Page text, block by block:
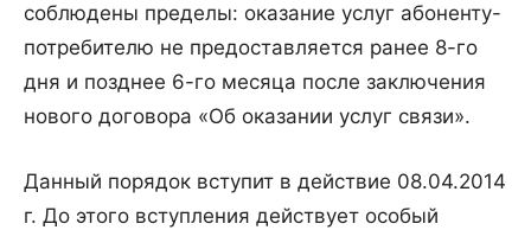
соблюдены пределы: оказание услуг абоненту-
потребителю не предоставляется ранее 8-го
дня и позднее 6-го месяца после заключения
нового договора «Об оказании услуг связи».
Данный порядок вступит в действие 08.04.2014
г. До этого вступления действует особый